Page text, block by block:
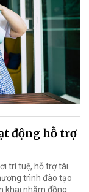
động hỗ trợ
trí tuệ, hỗ trợ tài
trình đào tạo
khai nhằm đồng